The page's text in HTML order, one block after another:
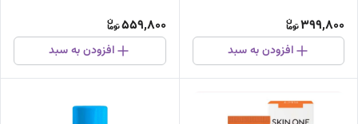
399,800
افزودن به سبد
559,800
افزودن به سبد